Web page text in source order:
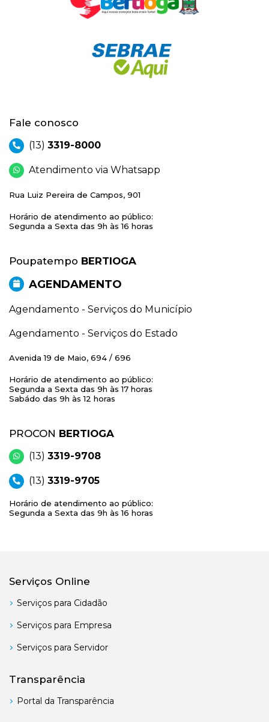
Fale conosco
(13) 3319-8000
Atendimento via Whatsapp
Rua Luiz Pereira de Campos, 901
Horário de atendimento ao público:
Segunda a Sexta das 9h às 16 horas
Poupatempo BERTIOGA
AGENDAMENTO
Agendamento - Serviços do Município
Agendamento - Serviços do Estado
Avenida 19 de Maio, 694 / 696
Horário de atendimento ao público:
Segunda a Sexta das 9h às 17 horas
Sabádo das 9h às 12 horas
PROCON BERTIOGA
(13) 3319-9708
(13) 3319-9705
Horário de atendimento ao público:
Segunda a Sexta das 9h às 16 horas
Serviços Online
Serviços para Cidadão
Serviços para Empresa
Serviços para Servidor
Transparência
Portal da Transparência